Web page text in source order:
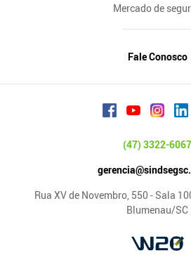
Mercado de
Fale Conosco
(47) 3322-6067
Rua XV de Novembro, 550 - Sala
Blumenau/SC